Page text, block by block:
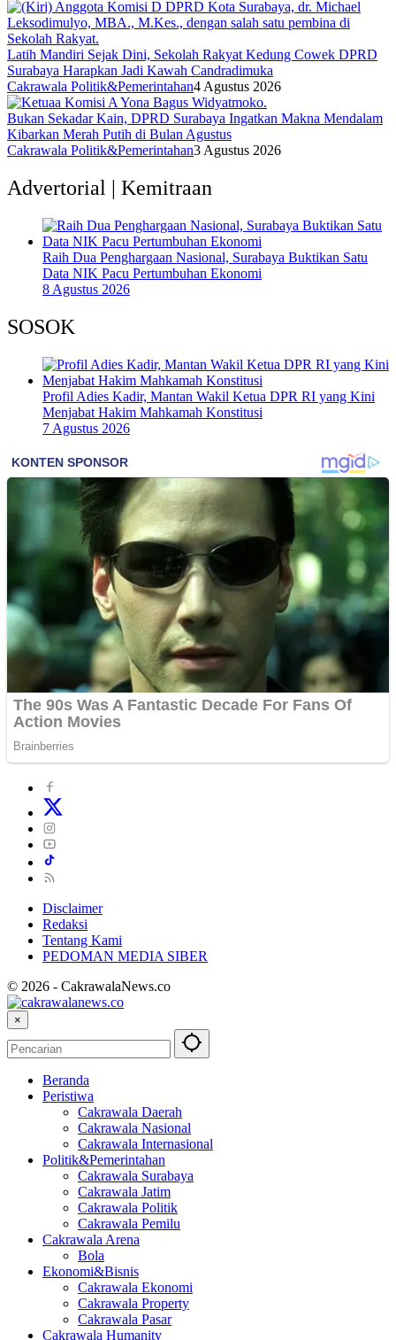
Latih Mandiri Sejak Dini, Sekolah Rakyat Kedung Cowek DPRD
Surabaya Harapkan Jadi Kawah Candradimuka
Cakrawala Politik&Pemerintahan4 Agustus 2026
Bukan Sekadar Kain, DPRD Surabaya Ingatkan Makna Mendalam
Kibarkan Merah Putih di Bulan Agustus
Cakrawala Politik&Pemerintahan3 Agustus 2026
Advertorial | Kemitraan
Raih Dua Penghargaan Nasional, Surabaya Buktikan Satu
Data NIK Pacu Pertumbuhan Ekonomi
8 Agustus 2026
SOSOK
Profil Adies Kadir, Mantan Wakil Ketua DPR RI yang Kini
Menjabat Hakim Mahkamah Konstitusi
7 Agustus 2026
Disclaimer
Redaksi
Tentang Kami
PEDOMAN MEDIA SIBER
© 2026 - CakrawalaNews.co
×
Beranda
Peristiwa
Cakrawala Daerah
Cakrawala Nasional
Cakrawala Internasional
Politik&Pemerintahan
Cakrawala Surabaya
Cakrawala Jatim
Cakrawala Politik
Cakrawala Pemilu
Cakrawala Arena
Bola
Ekonomi&Bisnis
Cakrawala Ekonomi
Cakrawala Property
Cakrawala Pasar
Cakrawala Humanity